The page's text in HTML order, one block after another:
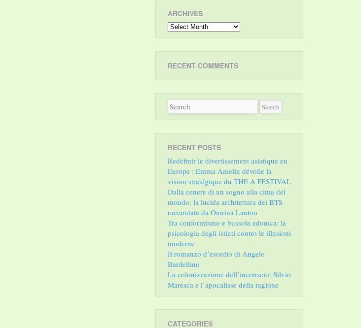
ARCHIVES
Archives
RECENT COMMENTS
RECENT POSTS
Redéfinir le divertissement asiatique en
Europe : Emma Amelin dévoile la
vision stratégique du THE A FESTIVAL
Dalla cenere di un sogno alla cima del
mondo: la lucida architettura dei BTS
raccontata da Onirina Lantou
Tra conformismo e bussola edonica: la
psicologia degli istinti contro le illusioni
moderne
Il romanzo d’esordio di Angelo
Bardellino
La colonizzazione dell’inconscio: Silvio
Maresca e l’apocalisse della ragione
CATEGORIES